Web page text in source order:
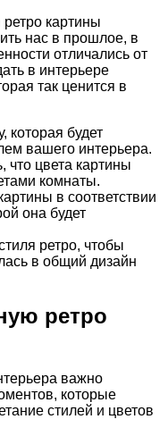
картины
нас в прошлое, в
отличались от
в интерьере
так ценится в
которая будет
вашего интерьера.
что цвета картины
комнаты.
в соответствии
она будет
ретро, чтобы
в общий дизайн
ретро
важно
которые
стилей и цветов